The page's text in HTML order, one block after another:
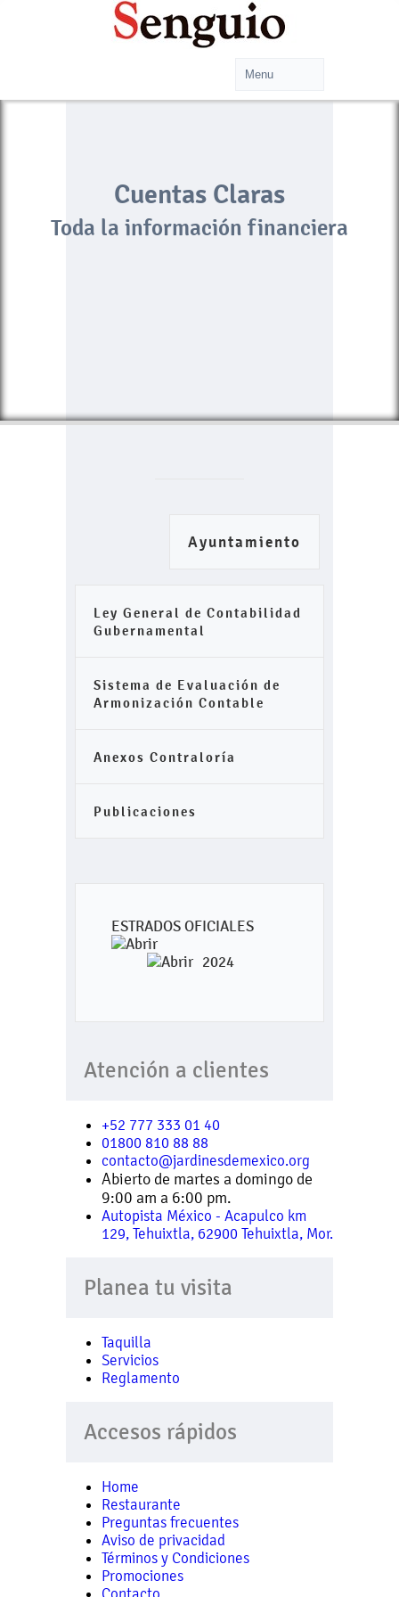
Cuentas Claras
Toda la información financiera
Ayuntamiento
Ley General de Contabilidad
Gubernamental
Sistema de Evaluación de
Armonización Contable
Anexos Contraloría
Publicaciones
ESTRADOS OFICIALES
2024
Atención a clientes
+52 777 333 01 40
01800 810 88 88
contacto@jardinesdemexico.org
Abierto de martes a domingo de
9:00 am a 6:00 pm.
Autopista México - Acapulco km
129, Tehuixtla, 62900 Tehuixtla, Mor.
Planea tu visita
Taquilla
Servicios
Reglamento
Accesos rápidos
Home
Restaurante
Preguntas frecuentes
Aviso de privacidad
Términos y Condiciones
Promociones
Contacto